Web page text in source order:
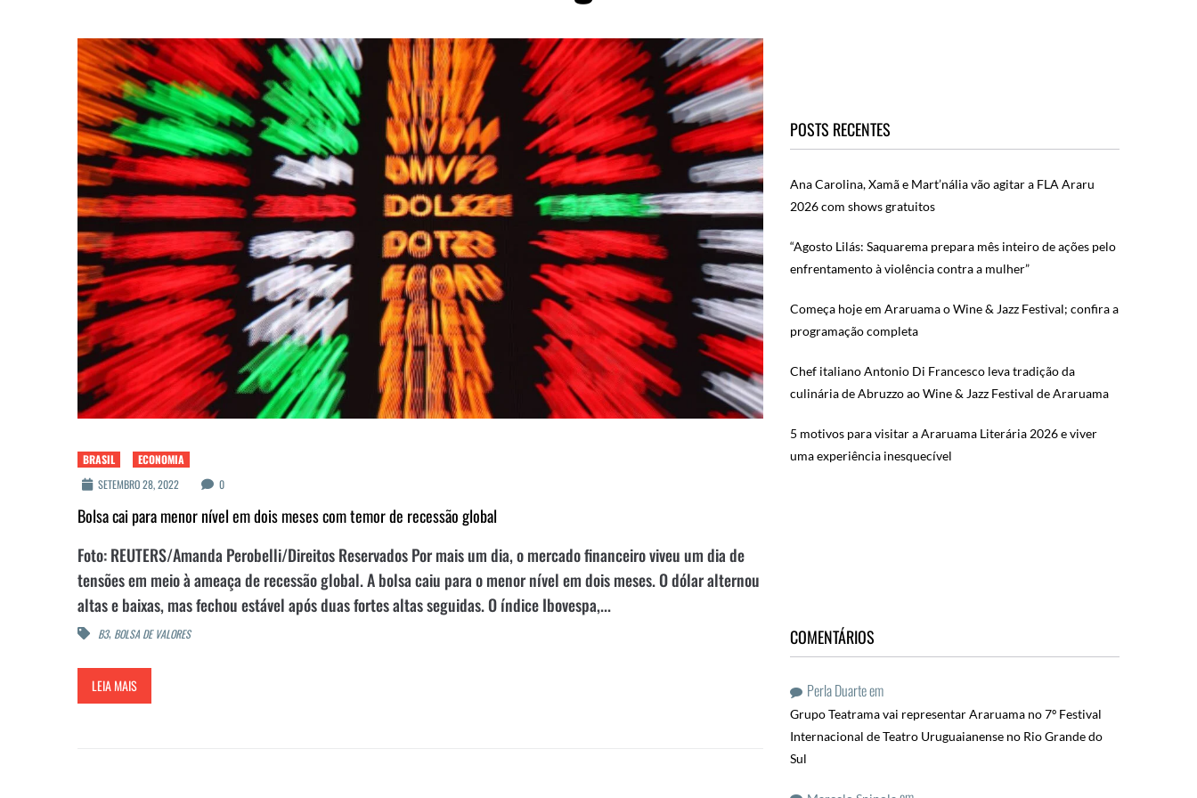
BRASIL
ECONOMIA
SETEMBRO 28, 2022
0
Bolsa cai para menor nível em dois meses com temor de recessão global
Foto: REUTERS/Amanda Perobelli/Direitos Reservados Por mais um dia, o mercado financeiro viveu um dia de
tensões em meio à ameaça de recessão global. A bolsa caiu para o menor nível em dois meses. O dólar alternou
altas e baixas, mas fechou estável após duas fortes altas seguidas. O índice Ibovespa,...
B3, BOLSA DE VALORES
LEIA MAIS
POSTS RECENTES
Ana Carolina, Xamã e Mart’nália vão agitar a FLA Araru
2026 com shows gratuitos
“Agosto Lilás: Saquarema prepara mês inteiro de ações pelo
enfrentamento à violência contra a mulher”
Começa hoje em Araruama o Wine & Jazz Festival; confira a
programação completa
Chef italiano Antonio Di Francesco leva tradição da
culinária de Abruzzo ao Wine & Jazz Festival de Araruama
5 motivos para visitar a Araruama Literária 2026 e viver
uma experiência inesquecível
COMENTÁRIOS
Perla Duarteem
Grupo Teatrama vai representar Araruama no 7º Festival
Internacional de Teatro Uruguaianense no Rio Grande do
Sul